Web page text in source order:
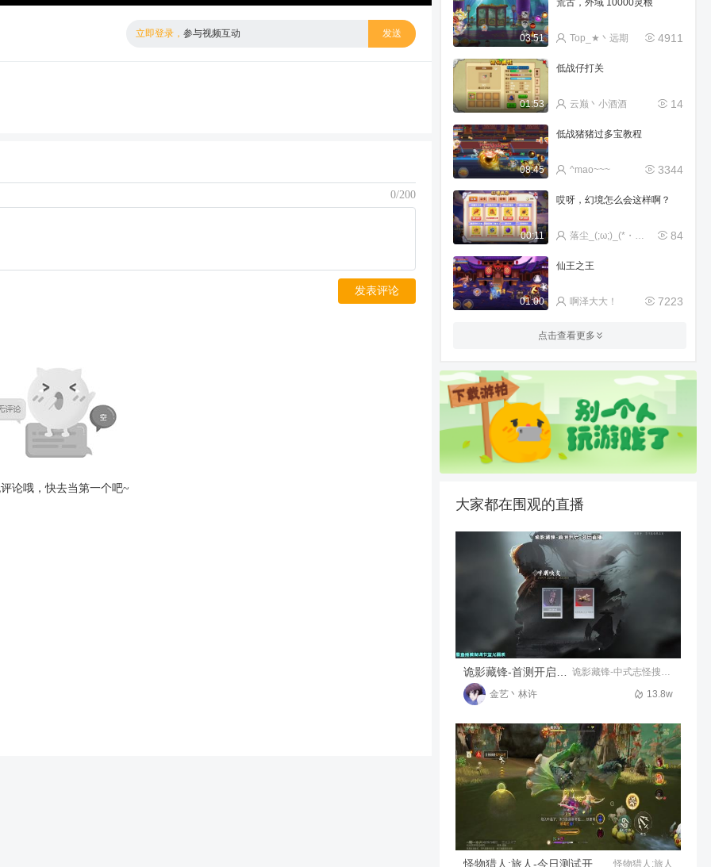
标清
倍数
立即登录，参与视频互动 发送
0/200
发表评论
论哦，快去当第一个吧~
03:51
荒古，外域 10000灵根
4911
Top_★丶远期
01:53
低战仔打关
14
云巅丶小酒酒
08:45
低战猪猪过多宝教程
3344
^mao~~~
00:11
哎呀，幻境怎么会这样啊？
84
落尘_(;ω;)_(*・・*)
01:00
仙王之王
7223
啊泽大大！
最快没录到120s
00:49
低战猴子技巧过王魔
107
替身使者卖鱼强
00:13
感受下唐僧压迫感吧！
啊泽大大！
00:12
狮驼岭打不过
啊泽大大！
点击查看更多
大家都在围观的直播
13.8w
金艺丶林许
怪物猎人:旅人